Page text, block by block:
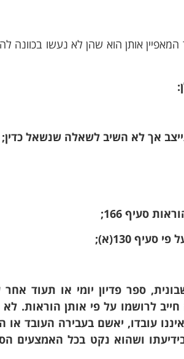
המאפיין אותן הוא שהן לא נעשו בכוונה
ספר פדיון יומי או תעוד אחר
תקבול שהיה חייב לרושמו על פי אותן הוראות.
עובדו, יאשם בעבירה העובד או
ושהוא נקט בכל האמצעים